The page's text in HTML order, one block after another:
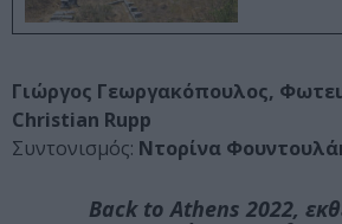
Γιώργος Γεωργακόπουλος,
Christian Rupp
Συντονισμός: Ντορίνα
Back to Athens 2022,